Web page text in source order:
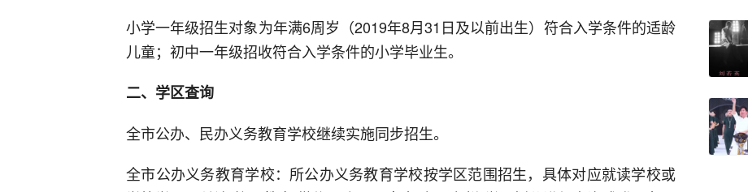
小学一年级招生对象为年满6周岁（2019年8月31日及以前出生）符合入学条件的适龄
儿童；初中一年级招收符合入学条件的小学毕业生。
二、学区查询
全市公办、民办义务教育学校继续实施同步招生。
全市公办义务教育学校：所公办义务教育学校按学区范围招生，具体对应就读学校或